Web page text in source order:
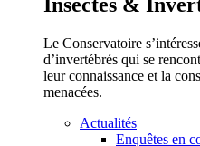
Insectes &
Le Conservatoire
d’invertébrés qui se
leur connaissance et la
menacées.
Actualités
Enquêtes en